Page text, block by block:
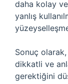
daha kolay
yanlış
Sonuç
dikkatli ve
gerektiğini